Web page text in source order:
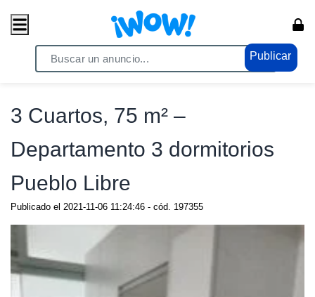
Publicar
/ Comercio / Consumo masivo
3 Cuartos, 75 m² –
Departamento 3 dormitorios
Pueblo Libre
Publicado el 2021-11-06 11:24:46 - cód. 197355